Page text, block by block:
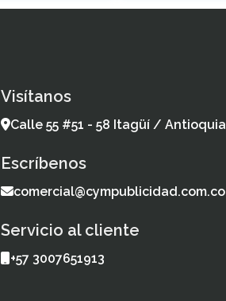
Visítanos
Calle 55 #51 - 58 Itagüí / Antioquia
Escríbenos
comercial@cympublicidad.com.co
Servicio al cliente
+57 3007651913